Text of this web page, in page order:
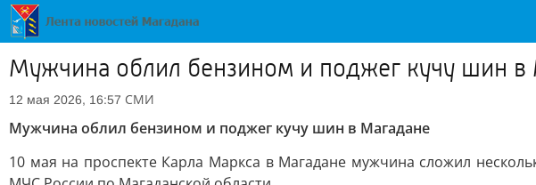
Мужчина облил бензином и поджег кучу шин в
12 мая 2026, 16:57 СМИ
Мужчина облил бензином и поджег кучу шин в Магадане
10 мая на проспекте Карла Маркса в Магадане мужчина сложил